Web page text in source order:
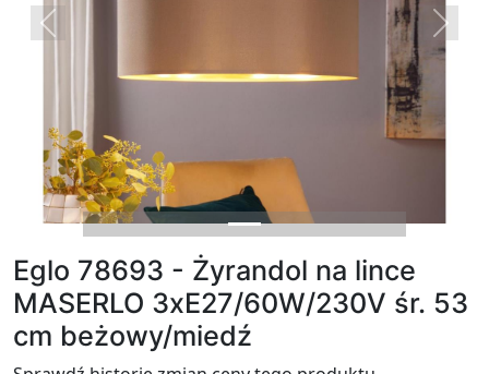
Previous Next
Eglo 78693 - Żyrandol na lince
MASERLO 3xE27/60W/230V śr. 53
cm beżowy/miedź